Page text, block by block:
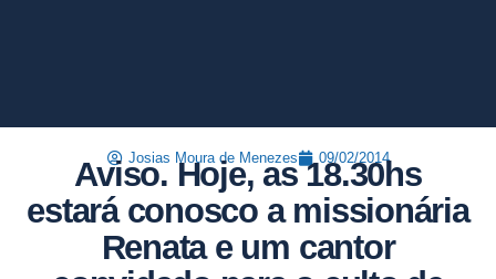
Josias Moura de Menezes 09/02/2014
Aviso. Hoje, as 18.30hs
estará conosco a missionária
Renata e um cantor